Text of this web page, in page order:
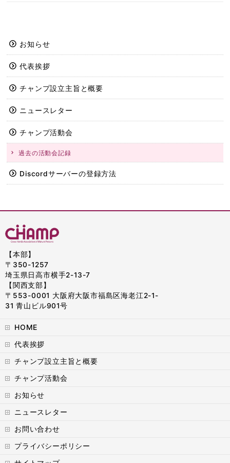
お知らせ
代表挨拶
チャンプ設立主旨と概要
ニュースレター
チャンプ活動会
過去の活動会記録
Discordサーバーの登録方法
【本部】
〒350-1257
埼玉県日高市横手2-13-7
【関西支部】
〒553-0001 大阪府大阪市福島区海老江2-1-
31 青山ビル901号
HOME
代表挨拶
チャンプ設立主旨と概要
チャンプ活動会
お知らせ
ニュースレター
お問い合わせ
プライバシーポリシー